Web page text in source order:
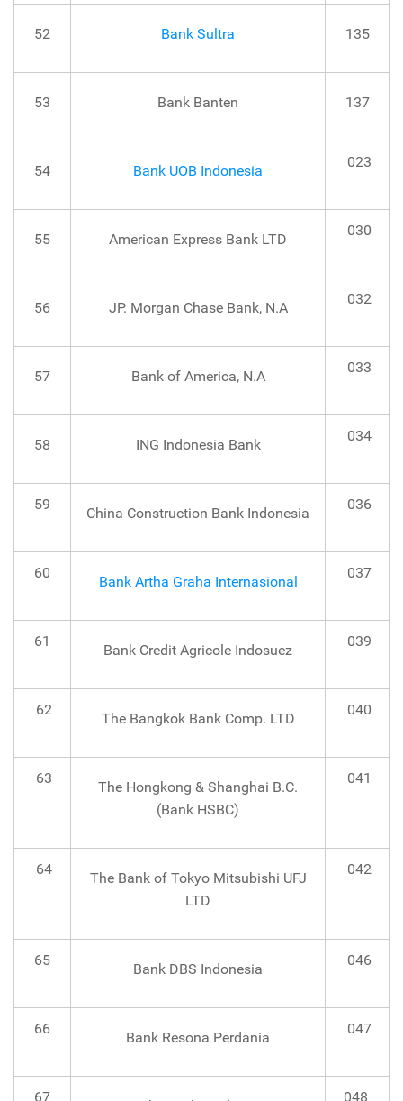
52 Bank Sultra 135
53 Bank Banten 137
54 Bank UOB Indonesia
023
55 American Express Bank LTD
030
56 JP. Morgan Chase Bank, N.A
032
57 Bank of America, N.A
033
58 ING Indonesia Bank
034
59
China Construction Bank Indonesia
036
60
Bank Artha Graha Internasional
037
61
Bank Credit Agricole Indosuez
039
62
The Bangkok Bank Comp. LTD
040
63
The Hongkong & Shanghai B.C.
(Bank HSBC)
041
64
The Bank of Tokyo Mitsubishi UFJ
LTD
042
65
Bank DBS Indonesia
046
66
Bank Resona Perdania
047
67 048